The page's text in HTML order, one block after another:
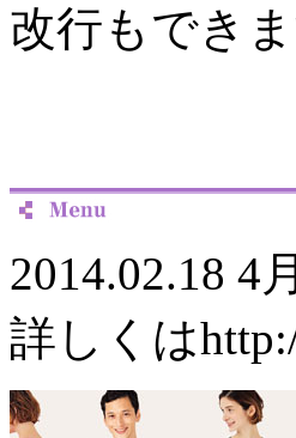
改行もできま
2014.02.18 4
詳しくは